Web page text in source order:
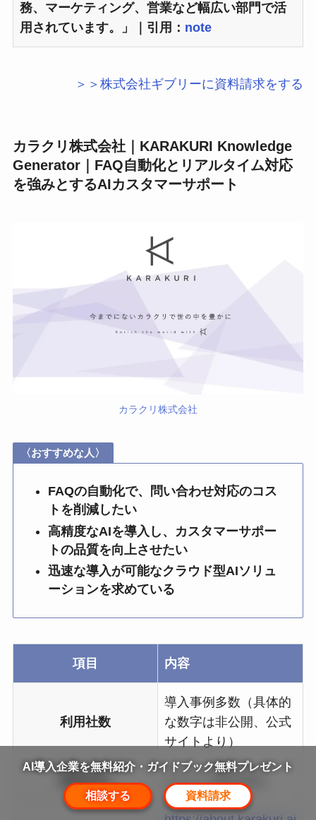
務、マーケティング、営業など幅広い部門で活
用されています。」｜引用： note
＞＞株式会社ギブリーに資料請求をする
カラクリ株式会社｜KARAKURI Knowledge
Generator｜FAQ自動化とリアルタイム対応
を強みとするAIカスタマーサポート
カラクリ株式会社
〈おすすめな人〉
FAQの自動化で、問い合わせ対応のコス
トを削減したい
高精度なAIを導入し、カスタマーサポー
トの品質を向上させたい
迅速な導入が可能なクラウド型AIソリュ
ーションを求めている
項目 内容
利用社数
導入事例多数（具体的
な数字は非公開、公式
サイトより）
運営会社 カラクリ株式会社
AI導入企業を無料紹介・ガイドブック無料プレゼント
相談する 資料請求